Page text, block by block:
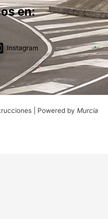
en:
Instagram
| Powered by Murcia